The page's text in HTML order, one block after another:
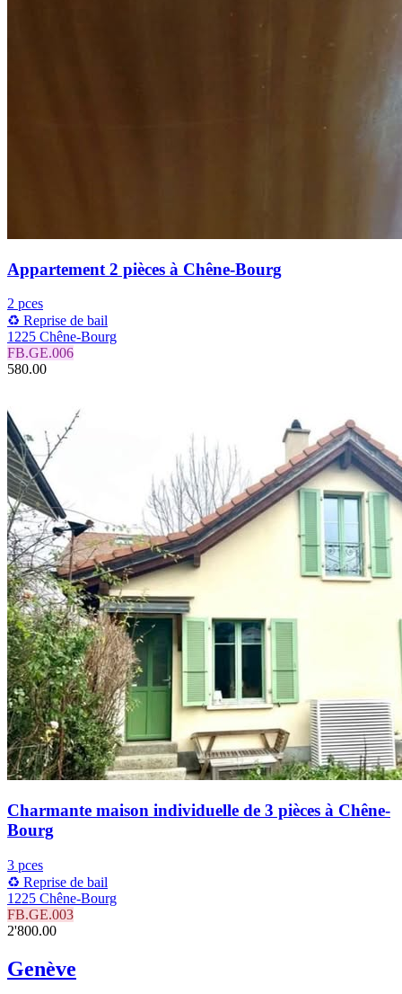
Appartement 2 pièces à Chêne-Bourg
2 pces
♻️ Reprise de bail
1225 Chêne-Bourg
FB.GE.006
580.00
Charmante maison individuelle de 3 pièces à Chêne-
Bourg
3 pces
♻️ Reprise de bail
1225 Chêne-Bourg
FB.GE.003
2'800.00
Genève